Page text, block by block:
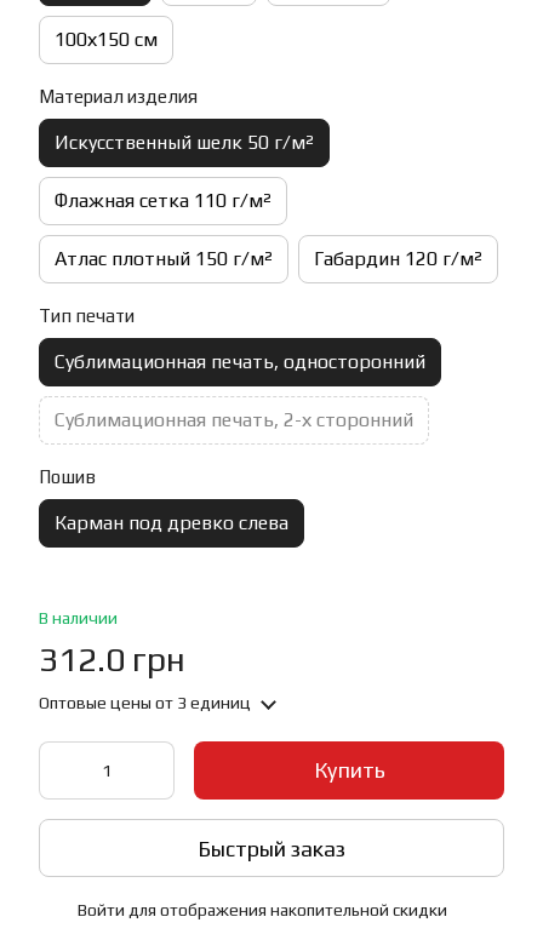
100х150 см
Материал изделия
Искусственный шелк 50 г/м²
Флажная сетка 110 г/м²
Атлас плотный 150 г/м² Габардин 120 г/м²
Тип печати
Сублимационная печать, односторонний
Сублимационная печать, 2-х сторонний
Пошив
Карман под древко слева
В наличии
312.0 грн
Оптовые цены от 3 единиц
Купить
Быстрый заказ
Войти для отображения накопительной скидки